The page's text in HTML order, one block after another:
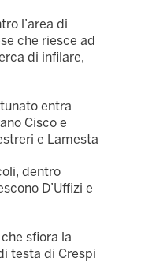
l’area di
che riesce ad
di infilare,
entra
Cisco e
e Lamesta
dentro
D’Uffizi e
sfiora la
testa di Crespi